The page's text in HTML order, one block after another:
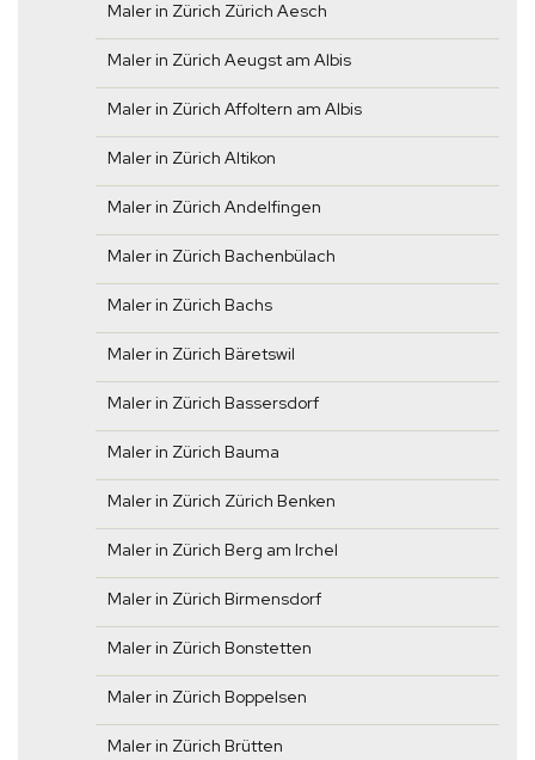
Maler in Zürich Zürich Aesch
Maler in Zürich Aeugst am Albis
Maler in Zürich Affoltern am Albis
Maler in Zürich Altikon
Maler in Zürich Andelfingen
Maler in Zürich Bachenbülach
Maler in Zürich Bachs
Maler in Zürich Bäretswil
Maler in Zürich Bassersdorf
Maler in Zürich Bauma
Maler in Zürich Zürich Benken
Maler in Zürich Berg am Irchel
Maler in Zürich Birmensdorf
Maler in Zürich Bonstetten
Maler in Zürich Boppelsen
Maler in Zürich Brütten